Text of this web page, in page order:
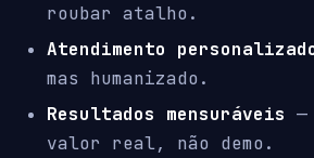
roubar atalho.
Atendimento
mas humanizado.
Resultados mensuráveis —
valor real, não demo.